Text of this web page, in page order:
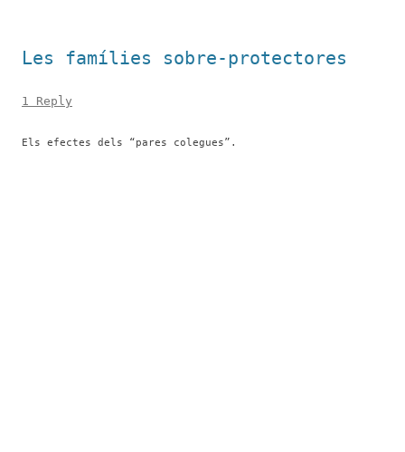
Les famílies sobre-protectores
1 Reply
Els efectes dels “pares colegues”.